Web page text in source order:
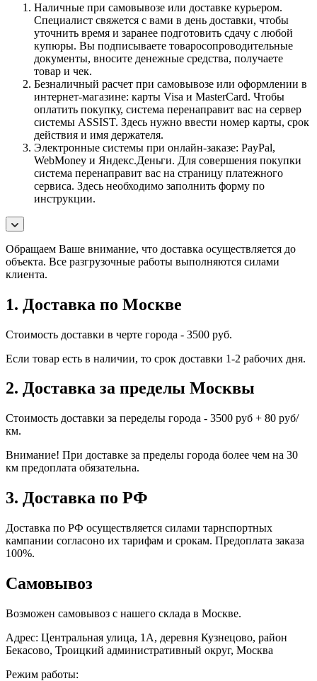
Наличные при самовывозе или доставке курьером.
Специалист свяжется с вами в день доставки, чтобы
уточнить время и заранее подготовить сдачу с любой
купюры. Вы подписываете товаросопроводительные
документы, вносите денежные средства, получаете
товар и чек.
Безналичный расчет при самовывозе или оформлении в
интернет-магазине: карты Visa и MasterCard. Чтобы
оплатить покупку, система перенаправит вас на сервер
системы ASSIST. Здесь нужно ввести номер карты, срок
действия и имя держателя.
Электронные системы при онлайн-заказе: PayPal,
WebMoney и Яндекс.Деньги. Для совершения покупки
система перенаправит вас на страницу платежного
сервиса. Здесь необходимо заполнить форму по
инструкции.
Обращаем Ваше внимание, что доставка осуществляется до
объекта. Все разгрузочные работы выполняются силами
клиента.
1. Доставка по Москве
Стоимость доставки в черте города - 3500 руб.
Если товар есть в наличии, то срок доставки 1-2 рабочих дня.
2. Доставка за пределы Москвы
Стоимость доставки за переделы города - 3500 руб + 80 руб/
км.
Внимание! При доставке за пределы города более чем на 30
км предоплата обязательна.
3. Доставка по РФ
Доставка по РФ осуществляется силами тарнспортных
кампании согласоно их тарифам и срокам. Предоплата заказа
100%.
Самовывоз
Возможен самовывоз с нашего склада в Москве.
Адрес: Центральная улица, 1А, деревня Кузнецово, район
Бекасово, Троицкий административный округ, Москва
Режим работы: